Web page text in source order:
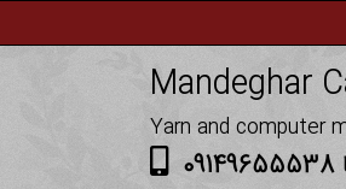
Mandeghar
Yarn and computer